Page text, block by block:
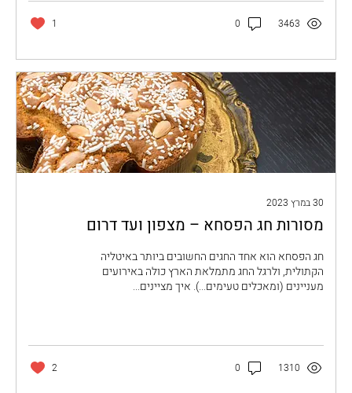
3463
0
1
30 במרץ 2023
מסורות חג הפסחא – מצפון ועד דרום
חג הפסחא הוא אחד החגים החשובים ביותר באיטליה
הקתולית, ולרגל החג מתמלאת הארץ כולה באירועים
מעניינים (ומאכלים טעימים...). איך מציינים...
1310
0
2